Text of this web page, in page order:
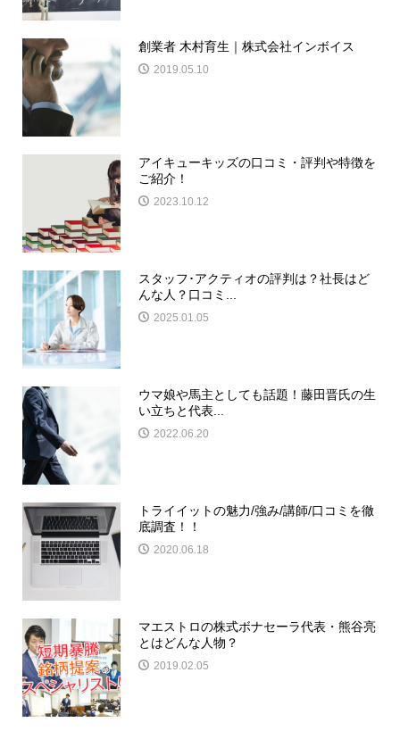
創業者 木村育生｜株式会社インボイス
2019.05.10
アイキューキッズの口コミ・評判や特徴を
ご紹介！
2023.10.12
スタッフ･アクティオの評判は？社長はど
んな人？口コミ...
2025.01.05
ウマ娘や馬主としても話題！藤田晋氏の生
い立ちと代表...
2022.06.20
トライイットの魅力/強み/講師/口コミを徹
底調査！！
2020.06.18
マエストロの株式ボナセーラ代表・熊谷亮
とはどんな人物？
2019.02.05